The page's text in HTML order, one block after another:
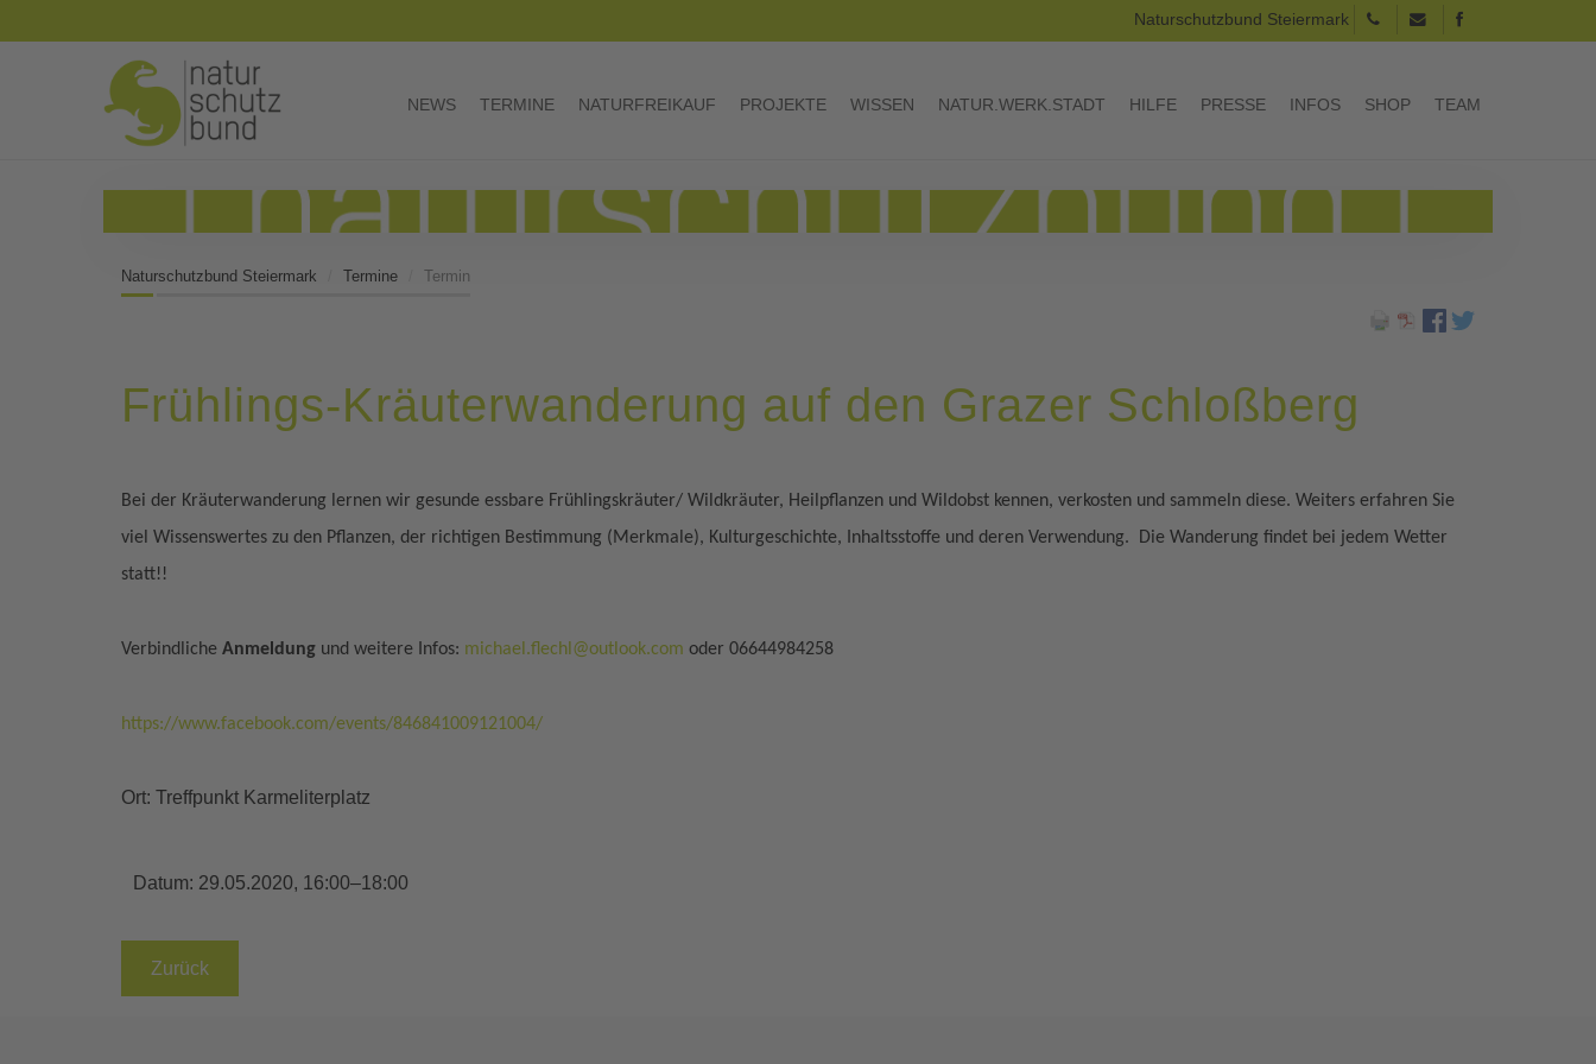
Naturschutzbund Steiermark
NEWS TERMINE NATURFREIKAUF PROJEKTE WISSEN NATUR.WERK.STADT HILFE PRESSE INFOS SHOP TEAM
Naturschutzbund Steiermark Termine Termin
Frühlings-Kräuterwanderung auf den Grazer Schloßberg
Bei der Kräuterwanderung lernen wir gesunde essbare Frühlingskräuter/ Wildkräuter, Heilpflanzen und Wildobst kennen, verkosten und sammeln diese. Weiters erfahren Sie
viel Wissenswertes zu den Pflanzen, der richtigen Bestimmung (Merkmale), Kulturgeschichte, Inhaltsstoffe und deren Verwendung. Die Wanderung findet bei jedem Wetter
statt!!
Verbindliche Anmeldung und weitere Infos: michael.flechl@outlook.com oder 06644984258
https://www.facebook.com/events/846841009121004/
Ort: Treffpunkt Karmeliterplatz
Datum: 29.05.2020, 16:00–18:00
Zurück